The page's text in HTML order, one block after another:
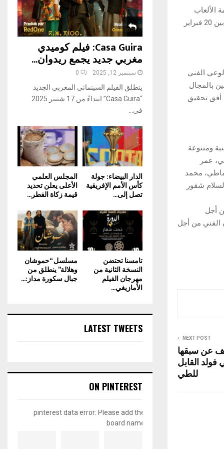
الألعاب
العالمية الفنية NC WAG –MOROCCO معرضا للوحات التشكيلية موسوما ب” تقاسيم” ما بين 20 فبراير
الفني
بالمجال
أفق تحقيق
ومتنوعة
عمر
محمد
شقور
أجل
الفني من أجل
NEXT POST
عن سبقها
القابل
للطي
Casa Guira: فيلم كوميدي
مغربي جديد يجمع ريدوان...
سبتمبر 12, 2025 0
ينطلق الفيلم السينمائي المغربي الجديد
“Casa Guira” ابتداءً من 17 شتنبر 2025
في...
المجلس العلمي
الأعلى يعلن تحديد
قيمة زكاة الفطر...
الدار البيضاء: جولة
كأس الأمم الإفريقية
تصل إلى...
مسلسل “حموشان
وهلالة” ينطلق من
جبال سكورة مداز:...
تامسنا تحتضن
النسخة الثانية من
مهرجان الفيلم
الأمازيغي...
LATEST TWEETS
ON PINTEREST
pinterest data error: Please add the
board name